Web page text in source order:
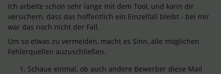
Ich arbeite schon sehr lange mit dem Tool, und kann dir
versichern, dass das hoffentlich ein Einzelfall bleibt - bei mir
war das noch nicht der Fall.
Um so etwas zu vermeiden, macht es Sinn, alle möglichen
Fehlerquellen auzuschließen.
Schaue einmal, ob auch andere Bewerber diese Mail